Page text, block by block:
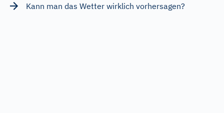
Kann man das Wetter wirklich vorhersagen?